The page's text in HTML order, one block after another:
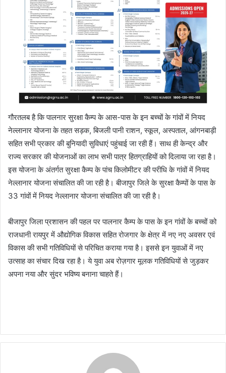
गौरतलब है कि पालनार सुरक्षा कैम्प के आस-पास के इन बच्चों के गांवों में नियद
नेल्लानार योजना के तहत सड़क, बिजली पानी राशन, स्कूल, अस्पताल, आंगनबाड़ी
सहित सभी प्रकार की बुनियादी सुविधाएं पहुंचाई जा रही हैं। साथ ही केन्द्र और
राज्य सरकार की योजनाओं का लाभ सभी पात्र हितग्राहियों को दिलाया जा रहा है।
इस योजना के अंतर्गत सुरक्षा कैम्प के पांच किलोमीटर की परीधि के गांवों में नियद
नेल्लानार योजना संचालित की जा रही है। बीजापुर जिले के सुरक्षा कैम्पों के पास के
33 गांवों में नियद नेल्लानार योजना संचालित की जा रही है।
बीजापुर जिला प्रशासन की पहल पर पालनार कैम्प के पास के इन गांवों के बच्चों को
राजधानी रायपुर में औद्योगिक विकास सहित रोजगार के क्षेत्र में नए नए अवसर एवं
विकास की सभी गतिविधियों से परिचित कराया गया है। इससे इन युवाओं में नए
उत्साह का संचार दिख रहा है। ये युवा अब रोज़गार मूलक गतिविधियों से जुड़कर
अपना नया और सुंदर भविष्य बनाना चाहते हैं।